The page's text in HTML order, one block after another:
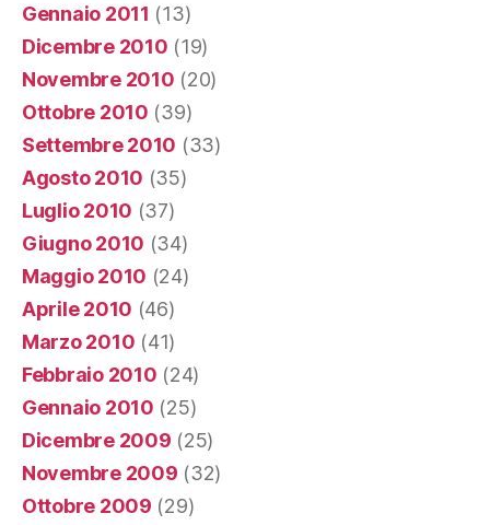
Gennaio 2011 (13)
Dicembre 2010 (19)
Novembre 2010 (20)
Ottobre 2010 (39)
Settembre 2010 (33)
Agosto 2010 (35)
Luglio 2010 (37)
Giugno 2010 (34)
Maggio 2010 (24)
Aprile 2010 (46)
Marzo 2010 (41)
Febbraio 2010 (24)
Gennaio 2010 (25)
Dicembre 2009 (25)
Novembre 2009 (32)
Ottobre 2009 (29)